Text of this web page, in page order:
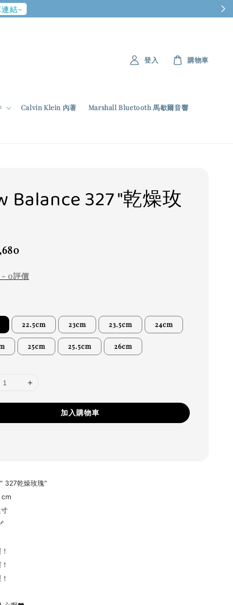
結~
Calvin Klein 內著 Marshall Bluetooth 馬歇爾音響
登入 購物車
Balance 327 "乾燥玫
- 0評價
22.5cm 23cm 23.5cm 24cm
25cm 25.5cm 26cm
加入購物車
327乾燥玫瑰"
cm
寸
！
！
！